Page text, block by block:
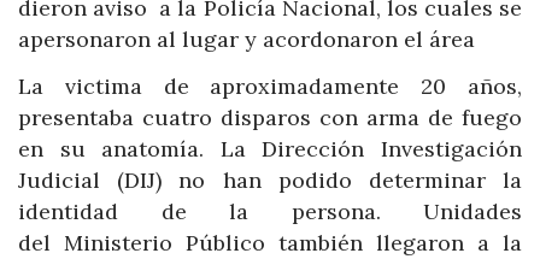
dieron aviso a la Policía Nacional, los cuales se
apersonaron al lugar y acordonaron el área
La victima de aproximadamente 20 años,
presentaba cuatro disparos con arma de fuego
en su anatomía. La Dirección Investigación
Judicial (DIJ) no han podido determinar la
identidad de la persona. Unidades
del Ministerio Público también llegaron a la